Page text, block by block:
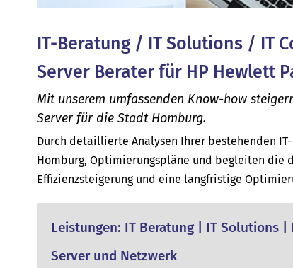
IT-Beratung / IT Solutions / IT
Server Berater für HP Hewlett
Mit unserem umfassenden Know-how
Server für die Stadt Homburg.
Durch detaillierte Analysen Ihrer bestehenden
Homburg, Optimierungspläne und begleiten die
Effizienzsteigerung und eine langfristige
Leistungen: IT Beratung | IT Solutions |
Server und Netzwerk